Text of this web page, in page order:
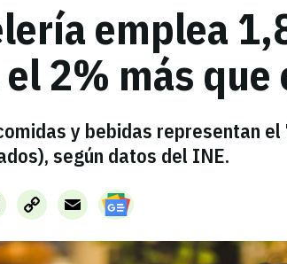
emplea
2% más que
y bebidas representan
según datos del INE.
FacebookCopy
Link
Email